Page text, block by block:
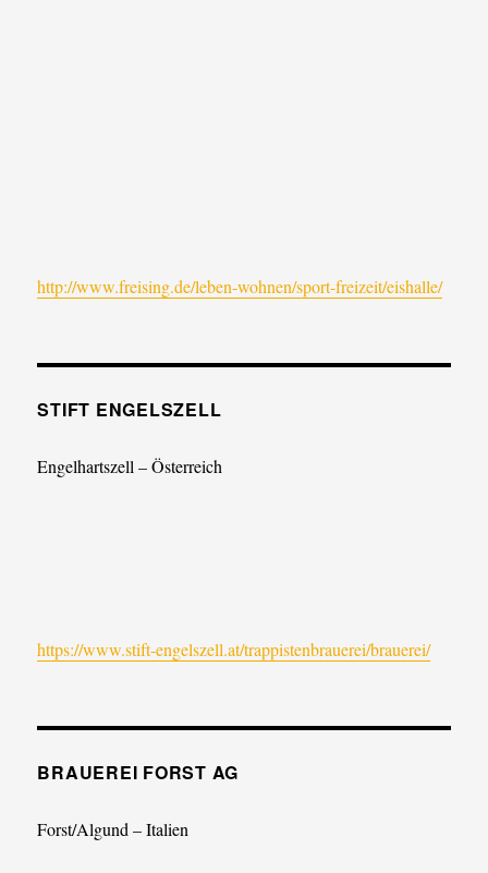
http://www.freising.de/leben-wohnen/sport-freizeit/eishalle/
STIFT ENGELSZELL
Engelhartszell – Österreich
https://www.stift-engelszell.at/trappistenbrauerei/brauerei/
BRAUEREI FORST AG
Forst/Algund – Italien